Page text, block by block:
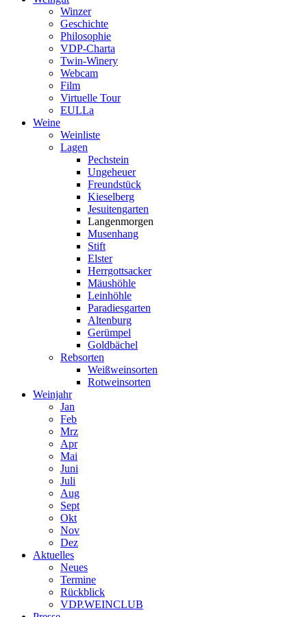
Winzer
Geschichte
Philosophie
VDP-Charta
Twin-Winery
Webcam
Film
Virtuelle Tour
EULLa
Weine
Weinliste
Lagen
Pechstein
Ungeheuer
Freundstück
Kieselberg
Jesuitengarten
Langenmorgen
Musenhang
Stift
Elster
Herrgottsacker
Mäushöhle
Leinhöhle
Paradiesgarten
Altenburg
Gerümpel
Goldbächel
Rebsorten
Weißweinsorten
Rotweinsorten
Weinjahr
Jan
Feb
Mrz
Apr
Mai
Juni
Juli
Aug
Sept
Okt
Nov
Dez
Aktuelles
Neues
Termine
Rückblick
VDP.WEINCLUB